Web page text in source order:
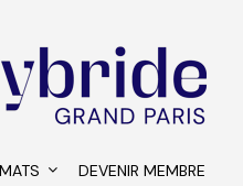
DEVENIR MEMBRE